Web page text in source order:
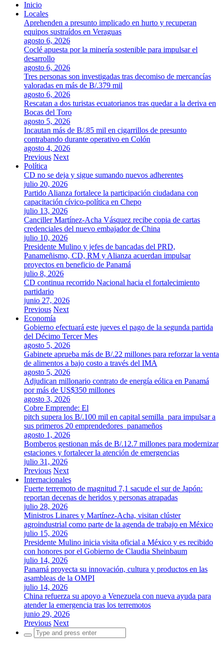
Inicio
Locales
Aprehenden a presunto implicado en hurto y recuperan
equipos sustraídos en Veraguas
agosto 6, 2026
Coclé apuesta por la minería sostenible para impulsar el
desarrollo
agosto 6, 2026
Tres personas son investigadas tras decomiso de mercancías
valoradas en más de B/.379 mil
agosto 6, 2026
Rescatan a dos turistas ecuatorianos tras quedar a la deriva en
Bocas del Toro
agosto 5, 2026
Incautan más de B/.85 mil en cigarrillos de presunto
contrabando durante operativo en Colón
agosto 4, 2026
Previous Next
Política
CD no se deja y sigue sumando nuevos adherentes
julio 20, 2026
Partido Alianza fortalece la participación ciudadana con
capacitación cívico-política en Chepo
julio 13, 2026
Canciller Martínez-Acha Vásquez recibe copia de cartas
credenciales del nuevo embajador de China
julio 10, 2026
Presidente Mulino y jefes de bancadas del PRD,
Panameñismo, CD, RM y Alianza acuerdan impulsar
proyectos en beneficio de Panamá
julio 8, 2026
CD continua recorrido Nacional hacia el fortalecimiento
partidario
junio 27, 2026
Previous Next
Economía
Gobierno efectuará este jueves el pago de la segunda partida
del Décimo Tercer Mes
agosto 5, 2026
Gabinete aprueba más de B/.22 millones para reforzar la venta
de alimentos a bajo costo a través del IMA
agosto 5, 2026
Adjudican millonario contrato de energía eólica en Panamá
por más de US$350 millones
agosto 3, 2026
Cobre Emprende: El
pitch supera los B/.100 mil en capital semilla para impulsar a
sus primeros 20 emprendedores panameños
agosto 1, 2026
Bomberos gestionan más de B/.12.7 millones para modernizar
estaciones y fortalecer la atención de emergencias
julio 31, 2026
Previous Next
Internacionales
Fuerte terremoto de magnitud 7,1 sacude el sur de Japón:
reportan decenas de heridos y personas atrapadas
julio 28, 2026
Ministros Linares y Martínez-Acha, visitan clúster
agroindustrial como parte de la agenda de trabajo en México
julio 15, 2026
Presidente Mulino inicia visita oficial a México y es recibido
con honores por el Gobierno de Claudia Sheinbaum
julio 14, 2026
Panamá proyecta su innovación, cultura y productos en las
asambleas de la OMPI
julio 14, 2026
China refuerza su apoyo a Venezuela con nueva ayuda para
atender la emergencia tras los terremotos
junio 29, 2026
Previous Next
Search
for: